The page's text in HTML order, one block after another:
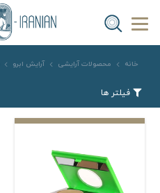
خانه محصولات آرایشی آرایش ابرو
فیلتر ها